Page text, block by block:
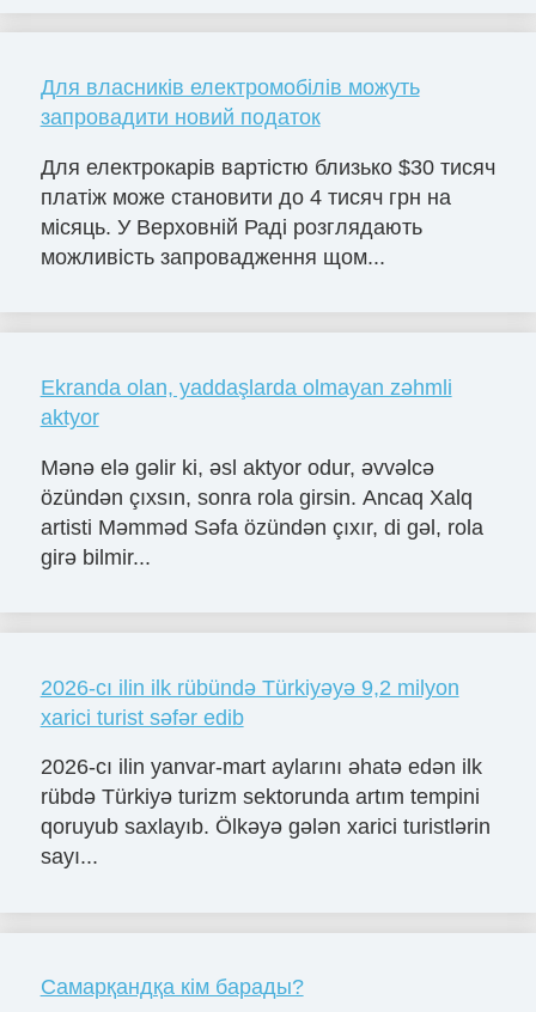
Для власників електромобілів можуть
запровадити новий податок
Для електрокарів вартістю близько $30 тисяч
платіж може становити до 4 тисяч грн на
місяць. У Верховній Раді розглядають
можливість запровадження щом...
Ekranda olan, yaddaşlarda olmayan zəhmli
aktyor
Mənə elə gəlir ki, əsl aktyor odur, əvvəlcə
özündən çıxsın, sonra rola girsin. Ancaq Xalq
artisti Məmməd Səfa özündən çıxır, di gəl, rola
girə bilmir...
2026-cı ilin ilk rübündə Türkiyəyə 9,2 milyon
xarici turist səfər edib
2026-cı ilin yanvar-mart aylarını əhatə edən ilk
rübdə Türkiyə turizm sektorunda artım tempini
qoruyub saxlayıb. Ölkəyə gələn xarici turistlərin
sayı...
Самарқандқа кім барады?